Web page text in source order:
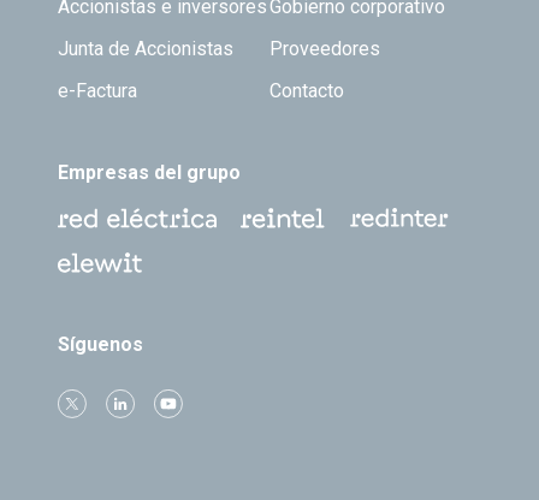
Accionistas e inversoresGobierno corporativo
Junta de Accionistas
Proveedores
e-Factura
Contacto
Empresas del grupo
Síguenos